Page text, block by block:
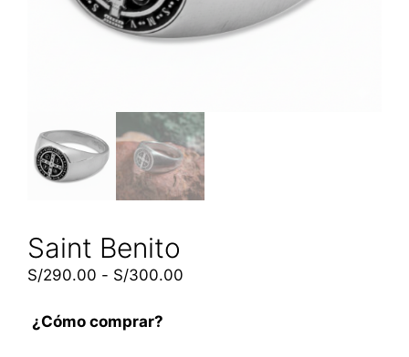
Saint Benito
S/290.00 - S/300.00
¿Cómo comprar?